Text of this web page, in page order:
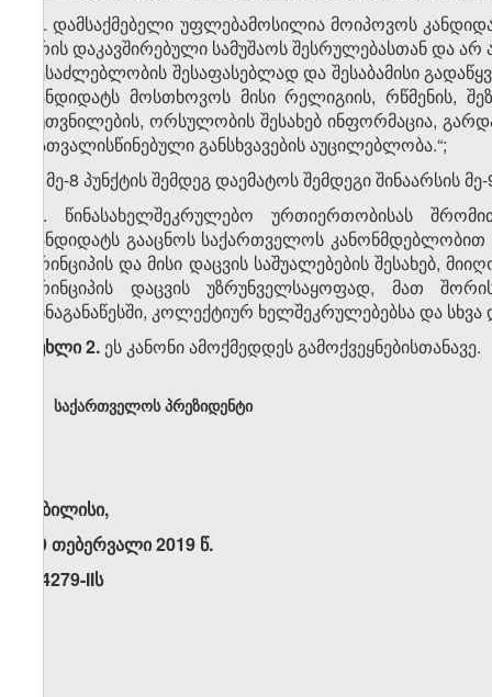
„1. დამსაქმებელი უფლებამოსილია მოიპოვოს
არის დაკავშირებული სამუშაოს შესრულებასთან და
შესაძლებლობის შესაფასებლად და შესაბამისი
კანდიდატს მოსთხოვოს მისი რელიგიის, რწმენის,
კუთვნილების, ორსულობის შესახებ ინფორმაცია,
გათვალისწინებული განსხვავების აუცილებლობა.“;
ბ) მე-8 პუნქტის შემდეგ დაემატოს შემდეგი შინაარსის
„9. წინასახელშეკრულებო ურთიერთობისას
კანდიდატს გააცნოს საქართველოს
პრინციპის და მისი დაცვის საშუალებების შესახებ,
პრინციპის დაცვის უზრუნველსაყოფად, მათ
შინაგანაწესში, კოლექტიურ ხელშეკრულებებსა და
მუხლი 2. ეს კანონი ამოქმედდეს გამოქვეყნებისთანავე.
საქართველოს პრეზიდენტი
თბილისი,
19 თებერვალი 2019 წ.
N4279-IIს